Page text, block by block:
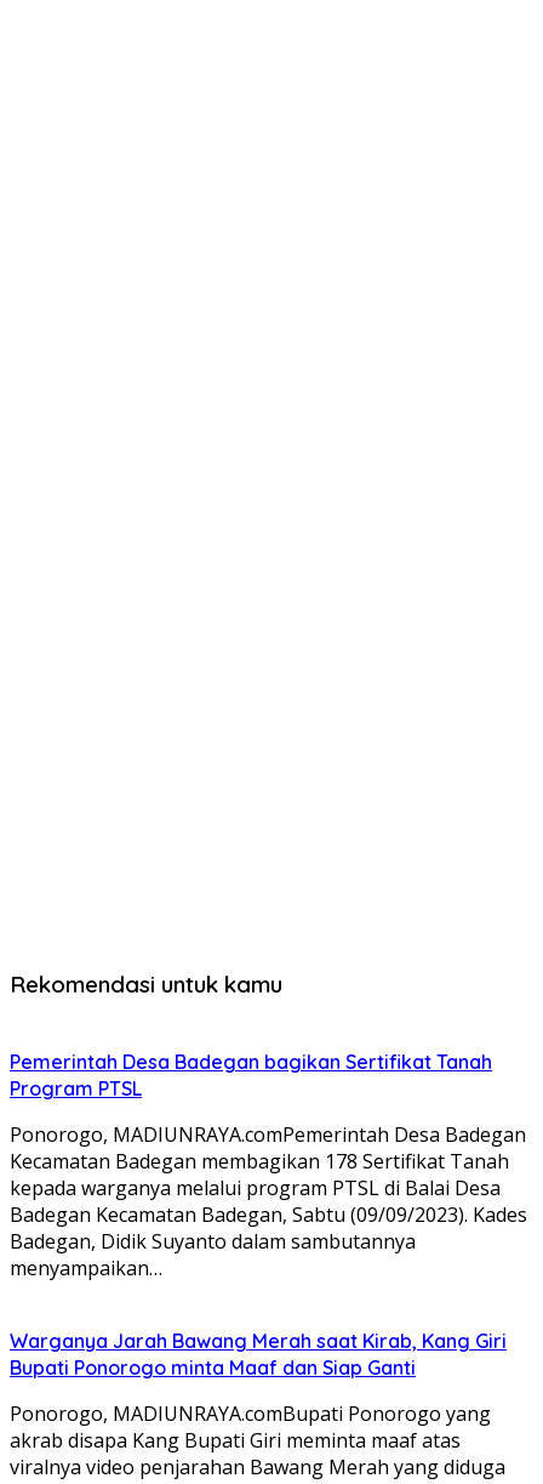
Rekomendasi untuk kamu
Pemerintah Desa Badegan bagikan Sertifikat Tanah
Program PTSL
Ponorogo, MADIUNRAYA.comPemerintah Desa Badegan
Kecamatan Badegan membagikan 178 Sertifikat Tanah
kepada warganya melalui program PTSL di Balai Desa
Badegan Kecamatan Badegan, Sabtu (09/09/2023). Kades
Badegan, Didik Suyanto dalam sambutannya
menyampaikan…
Warganya Jarah Bawang Merah saat Kirab, Kang Giri
Bupati Ponorogo minta Maaf dan Siap Ganti
Ponorogo, MADIUNRAYA.comBupati Ponorogo yang
akrab disapa Kang Bupati Giri meminta maaf atas
viralnya video penjarahan Bawang Merah yang diduga